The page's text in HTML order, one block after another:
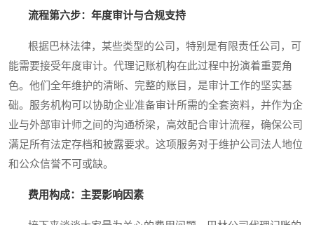
流程第六步：年度审计与合规支持
根据巴林法律，某些类型的公司，特别是有限责任公司，可
能需要接受年度审计。代理记账机构在此过程中扮演着重要角
色。他们全年维护的清晰、完整的账目，是审计工作的坚实基
础。服务机构可以协助企业准备审计所需的全套资料，并作为企
业与外部审计师之间的沟通桥梁，高效配合审计流程，确保公司
满足所有法定存档和披露要求。这项服务对于维护公司法人地位
和公众信誉不可或缺。
费用构成：主要影响因素